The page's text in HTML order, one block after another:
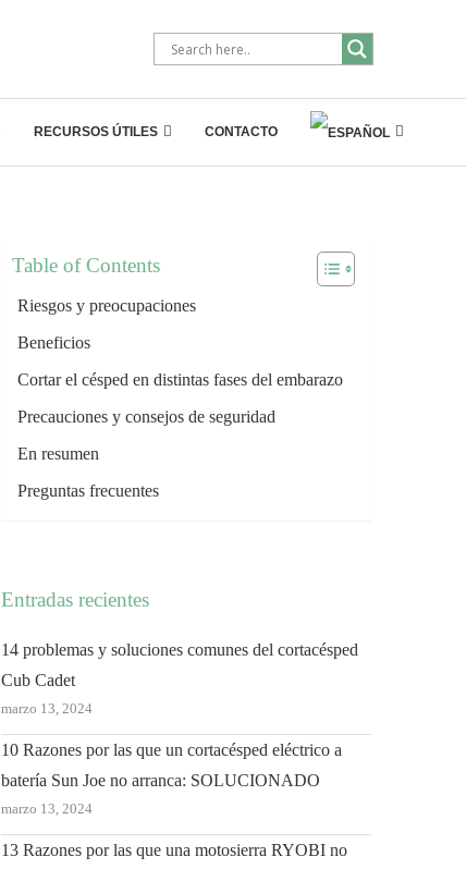
RECURSOS ÚTILES CONTACTO
Table of Contents
Riesgos y preocupaciones
Beneficios
Cortar el césped en distintas fases del embarazo
Precauciones y consejos de seguridad
En resumen
Preguntas frecuentes
Entradas recientes
14 problemas y soluciones comunes del cortacésped
Cub Cadet
marzo 13, 2024
10 Razones por las que un cortacésped eléctrico a
batería Sun Joe no arranca: SOLUCIONADO
marzo 13, 2024
13 Razones por las que una motosierra RYOBI no